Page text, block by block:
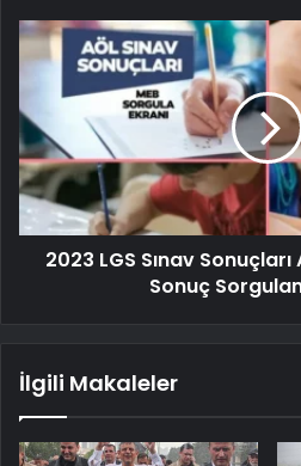
2023 LGS Sınav Sonuçları
Sonuç
İlgili Makaleler